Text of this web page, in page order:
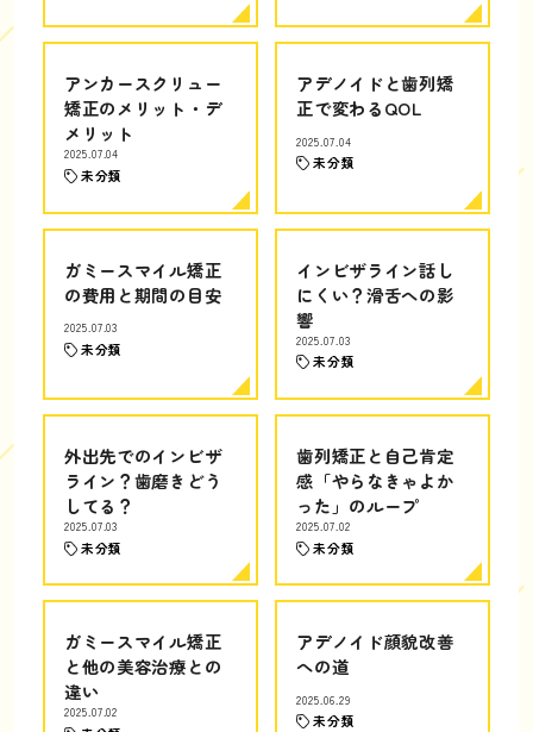
アンカースクリュー
矯正のメリット・デ
メリット
2025.07.04
未分類
アデノイドと歯列矯
正で変わるQOL
2025.07.04
未分類
ガミースマイル矯正
の費用と期間の目安
2025.07.03
未分類
インビザライン話し
にくい？滑舌への影
響
2025.07.03
未分類
外出先でのインビザ
ライン？歯磨きどう
してる？
2025.07.03
未分類
歯列矯正と自己肯定
感「やらなきゃよか
った」のループ
2025.07.02
未分類
ガミースマイル矯正
と他の美容治療との
違い
2025.07.02
アデノイド顔貌改善
への道
2025.06.29
未分類